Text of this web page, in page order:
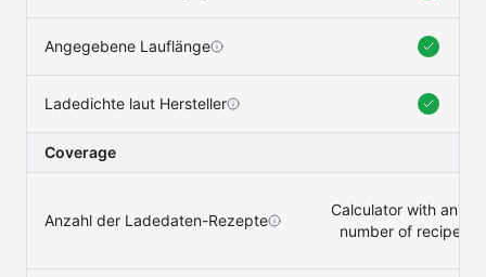
Angegebene Lauflänge
Ladedichte laut Hersteller
Coverage
Anzahl der Ladedaten-Rezepte
Calculator with an
number of recipe